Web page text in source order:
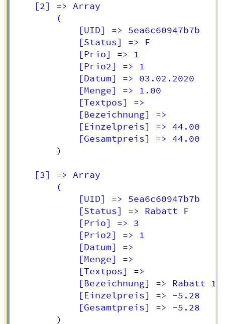
    [2] => Array
        (
            [UID] => 5ea6c60947b7b
            [Status] => F
            [Prio] => 1
            [Prio2] => 1
            [Datum] => 03.02.2020
            [Menge] => 1.00
            [Textpos] =>
            [Bezeichnung] =>
            [Einzelpreis] => 44.00
            [Gesamtpreis] => 44.00
        )
    [3] => Array
        (
            [UID] => 5ea6c60947b7b
            [Status] => Rabatt F
            [Prio] => 3
            [Prio2] => 1
            [Datum] =>
            [Menge] =>
            [Textpos] =>
[Bezeichnung] => Rabatt
            [Einzelpreis] => -5.28
            [Gesamtpreis] => -5.28
        )